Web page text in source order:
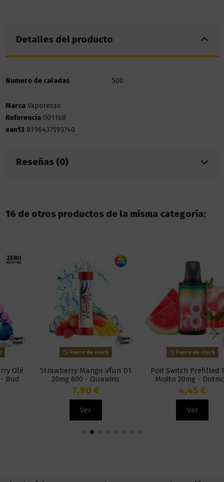
Detalles del producto
Numero de caladas 500
Marca Vaporesso
Referencia 001168
ean13 8196437593740
Reseñas (0)
16 de otros productos de la misma categoría:
Fuera de stock
Strawberry Mango Vfun D1
20mg 600 - Quawins
Fuera de stock
Pod Switch Prefilled Red
Mojito 20mg - Dotmod
4,45 €